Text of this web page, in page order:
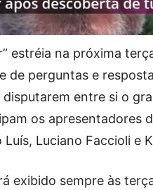
estréia na próxima
de perguntas e
entre si o
os apresentadores
Luciano Faccioli e
exibido sempre às